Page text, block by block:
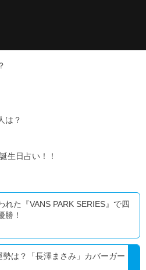
は？
生日占い！！
れた『VANS PARK SERIES』で四
勝！
は？「長澤まさみ」カバーガー